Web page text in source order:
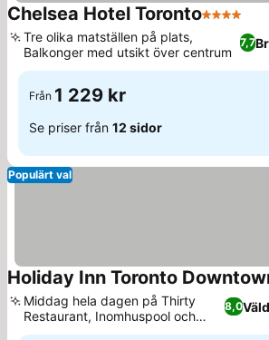
Chelsea Hotel Toronto4 Stjärnor
7,7
Tre olika matställen på plats,
Balkonger med utsikt över centrum
Från 1 229 kr
Se priser från 12 sidor
Populärt val
Holiday Inn Toronto
8,0
Middag hela dagen på Thirty
Restaurant, Inomhuspool och
gym